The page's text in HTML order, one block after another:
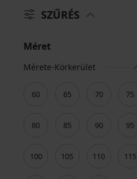
SZŰRÉS
Méret
Mérete-Körkerület
60 65 70 75
80 85 90 95
100 105 110 115